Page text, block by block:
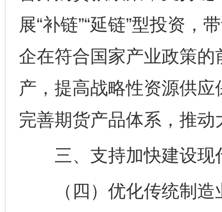
展“补链”“延链”型投资，
企在符合国家产业政策
产，提高战略性资源供
完善期货产品体系，推
三、支持加快建设现
（四）优化传统制造